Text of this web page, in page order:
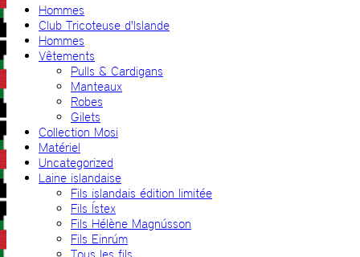
Hommes
Club Tricoteuse d'Islande
Hommes
Vêtements
Pulls & Cardigans
Manteaux
Robes
Gilets
Collection Mosi
Matériel
Uncategorized
Laine islandaise
Fils islandais édition limitée
Fils Ístex
Fils Hélène Magnússon
Fils Einrúm